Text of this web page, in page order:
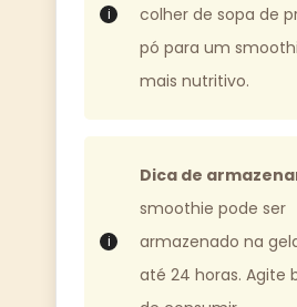
colher de sopa de
pó para um
mais nutritivo.
Dica de
smoothie pode ser
armazenado na
até 24 horas. Agite